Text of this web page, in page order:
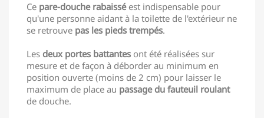
Ce pare-douche rabaisséest indispensable pour
qu'une personne aidant à la toilette de l'extérieur ne
se retrouve pas les pieds trempés.
Les deux portes battantes ont été réalisées sur
mesure et de façon à déborder au minimum en
position ouverte (moins de 2 cm) pour laisser le
maximum de place au passage du fauteuil roulant
de douche.